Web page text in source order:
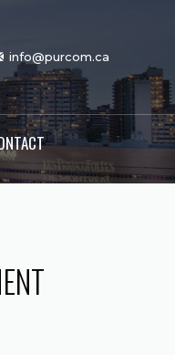
info@purcom.ca